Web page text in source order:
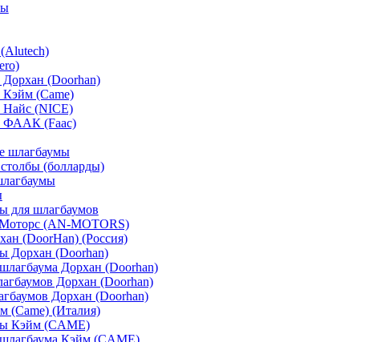
(Doorhan)
Кэйм (Came)
Найс (NICE)
ФААК (Faac)
шлагбаумы
(болларды)
для шлагбаумов
(AN-MOTORS)
(DoorHan) (Россия)
Дорхан (Doorhan)
Дорхан (Doorhan)
Дорхан (Doorhan)
Дорхан (Doorhan)
(Came) (Италия)
Кэйм (CAME)
Кэйм (CAME)